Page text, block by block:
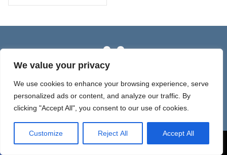
We value your privacy
We use cookies to enhance your browsing experience, serve
personalized ads or content, and analyze our traffic. By
clicking "Accept All", you consent to our use of cookies.
Customize Reject All Accept All
Servicios Categorías